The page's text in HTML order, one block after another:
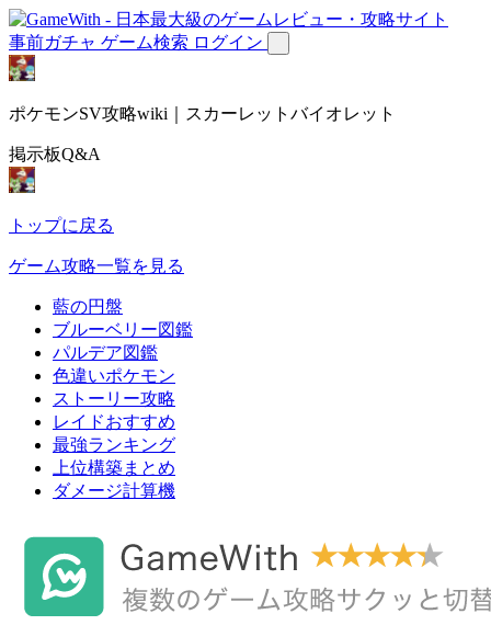
事前ガチャ ゲーム検索 ログイン
ポケモンSV攻略wiki｜スカーレットバイオレット
掲示板Q&A
トップに戻る
ゲーム攻略一覧を見る
藍の円盤
ブルーベリー図鑑
パルデア図鑑
色違いポケモン
ストーリー攻略
レイドおすすめ
最強ランキング
上位構築まとめ
ダメージ計算機